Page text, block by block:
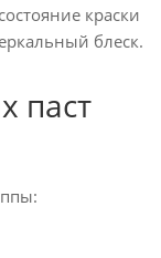
краски
блеск.
паст